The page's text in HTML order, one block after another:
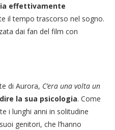
effettivamente
il tempo trascorso nel sogno.
dai fan del film con
di Aurora, C’era una volta un
la sua psicologia. Come
i lunghi anni in solitudine
genitori, che l’hanno